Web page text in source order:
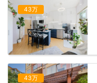
43万
43万